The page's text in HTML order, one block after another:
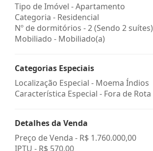
Tipo de Imóvel - Apartamento
Categoria - Residencial
Nº de dormitórios - 2 (Sendo 2 suítes)
Mobiliado - Mobiliado(a)
Categorias Especiais
Localização Especial - Moema Índios
Característica Especial - Fora de Rota
Detalhes da Venda
Preço de Venda - R$ 1.760.000,00
IPTU - R$ 570,00